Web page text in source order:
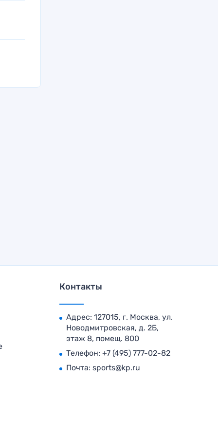
Контакты
Адрес: 127015, г. Москва, ул.
Новодмитровская, д. 2Б,
этаж 8, помещ. 800
Телефон: +7 (495) 777-02-82
Почта: sports@kp.ru